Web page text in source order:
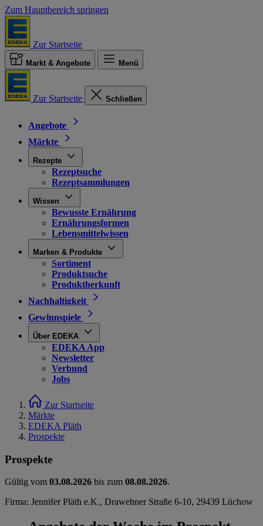
Zum Hauptbereich springen
Zur Startseite
Markt & Angebote Menü
Zur Startseite Schließen
Angebote
Märkte
Rezepte
Rezeptsuche
Rezeptsammlungen
Wissen
Bewusste Ernährung
Ernährungsformen
Lebensmittelwissen
Marken & Produkte
Sortiment
Produktsuche
Produktherkunft
Nachhaltigkeit
Gewinnspiele
Über EDEKA
EDEKA App
Newsletter
Verbund
Jobs
Zur Startseite
Märkte
EDEKA Pläth
Prospekte
Prospekte
Gültig vom 03.08.2026 bis zum 08.08.2026.
Firma: Jennifer Pläth e.K., Drawehner Straße 6-10, 29439 Lüchow